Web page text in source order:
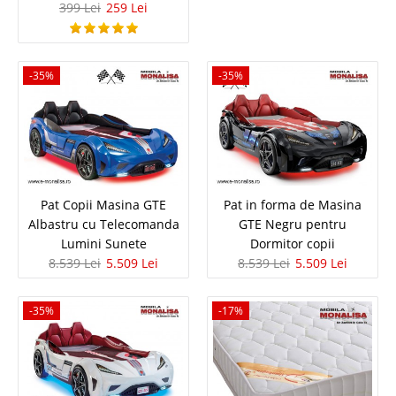
masina alb este cadoul perfect pentru orice copil. Grila de preturi pat
masina alb Coupe este una avantajoasa iar calitatea este un..
Compara
2.288 Lei
Pret Redus 1.476 Lei
In Stoc
Vezi Detalii
Adauga la Favorite
-42%
399 Lei 259 Lei
-35%
Pat Copii Masina GTE
Albastru cu Telecomanda
Lumini Sunete
8.539 Lei 5.509 Lei
-35%
Pat in forma de Masina
GTE Negru pentru
Dormitor copii
8.539 Lei 5.509 Lei
-35% -17%